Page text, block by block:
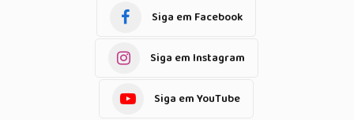
Siga em Facebook
Siga em Instagram
Siga em YouTube